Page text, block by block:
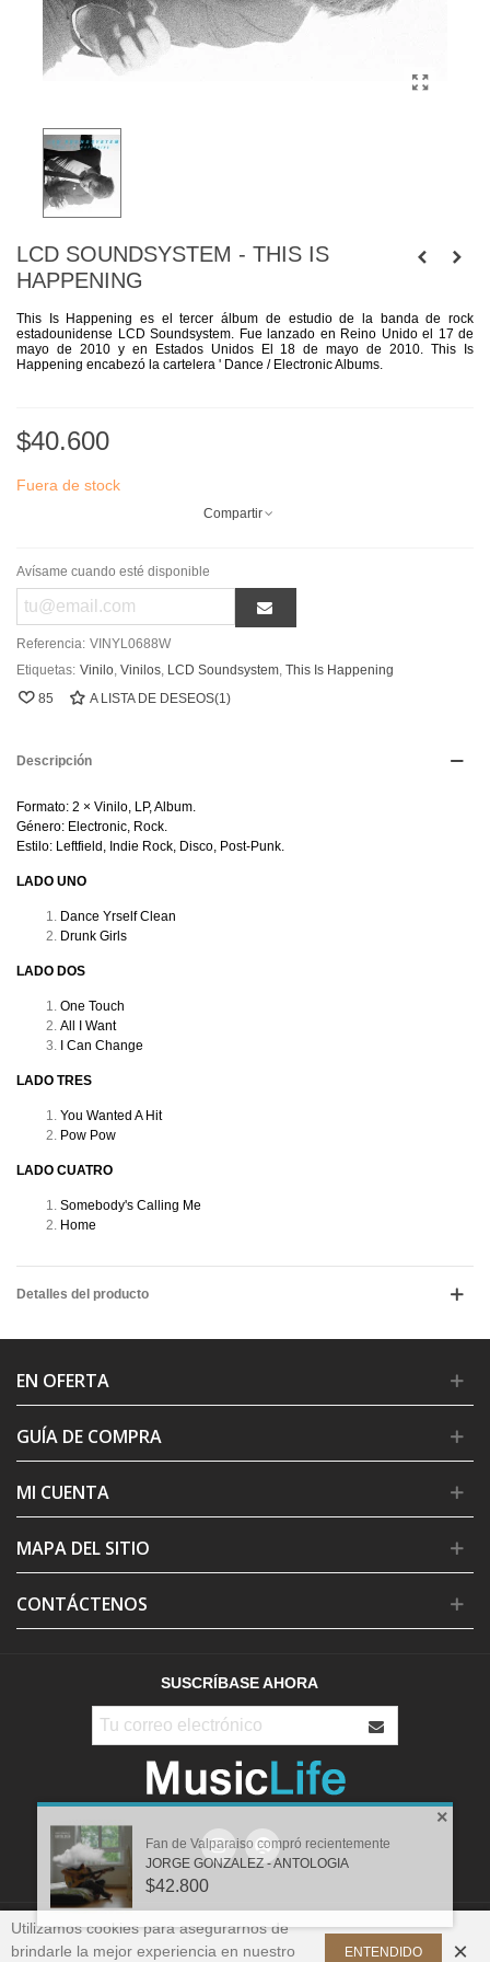
LCD SOUNDSYSTEM - THIS IS
HAPPENING
This Is Happening es el tercer álbum de estudio de la banda de rock
estadounidense LCD Soundsystem. Fue lanzado en Reino Unido el 17 de
mayo de 2010 y en Estados Unidos El 18 de mayo de 2010. This Is
Happening encabezó la cartelera ' Dance / Electronic Albums.
$40.600
Fuera de stock
Compartir
Avísame cuando esté disponible
Referencia: VINYL0688W
Etiquetas: Vinilo, Vinilos, LCD Soundsystem, This Is Happening
85
A LISTA DE DESEOS(1)
Descripción
Formato: 2 × Vinilo, LP, Album.
Género: Electronic, Rock.
Estilo: Leftfield, Indie Rock, Disco, Post-Punk.
LADO UNO
Dance Yrself Clean
Drunk Girls
LADO DOS
One Touch
All I Want
I Can Change
LADO TRES
You Wanted A Hit
Pow Pow
LADO CUATRO
Somebody's Calling Me
Home
Detalles del producto
EN OFERTA
GUÍA DE COMPRA
MI CUENTA
MAPA DEL SITIO
CONTÁCTENOS
SUSCRÍBASE AHORA
Utilizamos cookies para asegurarnos de
brindarle la mejor experiencia en nuestro
ENTENDIDO ×
×
Fan de Valparaiso compró recientemente
JORGE GONZALEZ - ANTOLOGIA
$42.800